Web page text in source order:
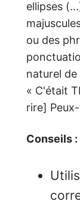
ellipses
ou des
naturel de
« C'était
rire]
Conseils :